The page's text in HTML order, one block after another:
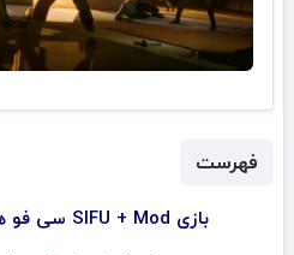
فهرست
بازی SIFU + Mod سی فو هک شده برای اندروید